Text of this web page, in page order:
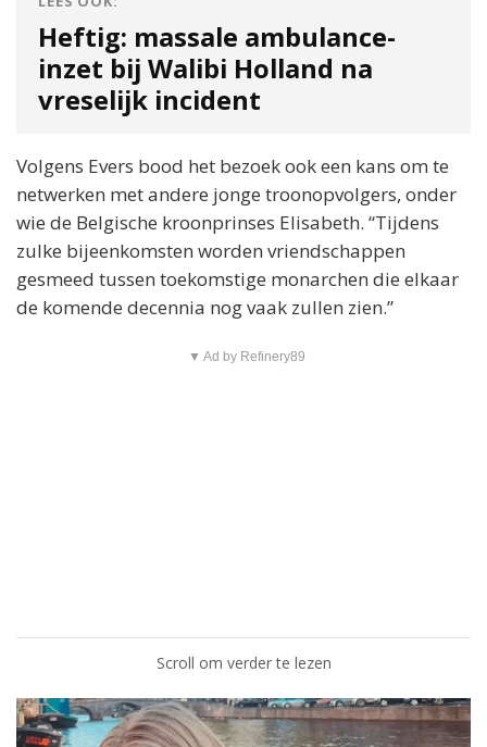
Heftig: massale ambulance-
inzet bij Walibi Holland na
vreselijk incident
Volgens Evers bood het bezoek ook een kans om te
netwerken met andere jonge troonopvolgers, onder
wie de Belgische kroonprinses Elisabeth. “Tijdens
zulke bijeenkomsten worden vriendschappen
gesmeed tussen toekomstige monarchen die elkaar
de komende decennia nog vaak zullen zien.”
▼ Ad by Refinery89
Scroll om verder te lezen